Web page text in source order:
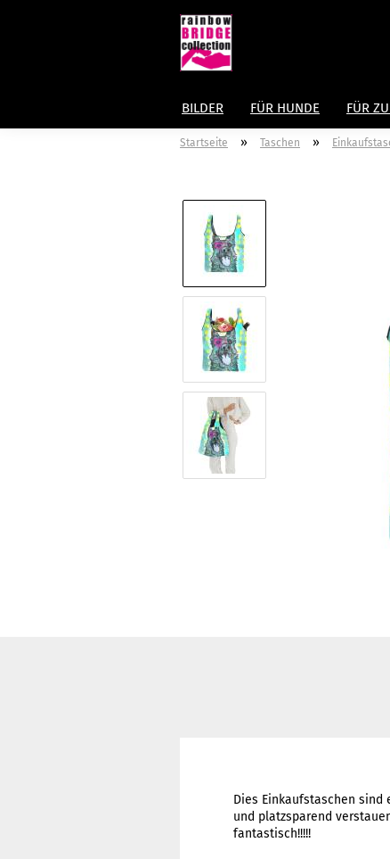
BILDER FÜR HUNDE FÜR
Startseite » Taschen »
Dies Einkaufstaschen
und platzsparend
fantastisch!!!!!